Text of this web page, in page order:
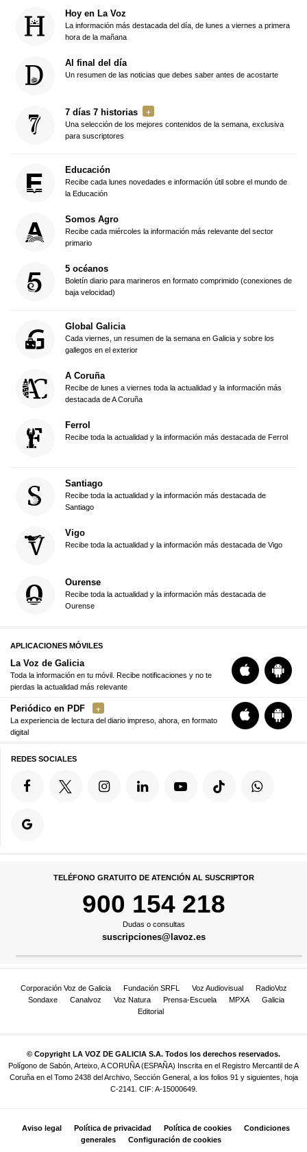
Hoy en La Voz
La información más destacada del día, de lunes a viernes a primera
hora de la mañana
Al final del día
Un resumen de las noticias que debes saber antes de acostarte
7 días 7 historias
Una selección de los mejores contenidos de la semana, exclusiva
para suscriptores
Educación
Recibe cada lunes novedades e información útil sobre el mundo de
la Educación
Somos Agro
Recibe cada miércoles la información más relevante del sector
primario
5 océanos
Boletín diario para marineros en formato comprimido (conexiones de
baja velocidad)
Global Galicia
Cada viernes, un resumen de la semana en Galicia y sobre los
gallegos en el exterior
A Coruña
Recibe de lunes a viernes toda la actualidad y la información más
destacada de A Coruña
Ferrol
Recibe toda la actualidad y la información más destacada de Ferrol
Santiago
Recibe toda la actualidad y la información más destacada de
Santiago
Vigo
Recibe toda la actualidad y la información más destacada de Vigo
Ourense
Recibe toda la actualidad y la información más destacada de
Ourense
APLICACIONES MÓVILES
La Voz de Galicia
Toda la información en tu móvil. Recibe notificaciones y no te
pierdas la actualidad más relevante
Periódico en PDF
La experiencia de lectura del diario impreso, ahora, en formato
digital
REDES SOCIALES
TELÉFONO GRATUITO DE ATENCIÓN AL SUSCRIPTOR
900 154 218
Dudas o consultas
suscripciones@lavoz.es
Corporación Voz de Galicia Fundación SRFL Voz Audiovisual
RadioVoz
Sondaxe
Canalvoz Voz Natura Prensa-Escuela MPXA
Galicia
Editorial
© Copyright LA VOZ DE GALICIA S.A. Todos los derechos reservados.
Polígono de Sabón, Arteixo, A CORUÑA (ESPAÑA) Inscrita en el Registro Mercantil de A
Coruña en el Tomo 2438 del Archivo, Sección General, a los folios 91 y siguientes, hoja
C-2141. CIF: A-15000649.
Aviso legal Política de privacidad Política de cookies
Condiciones
generales
Configuración de cookies